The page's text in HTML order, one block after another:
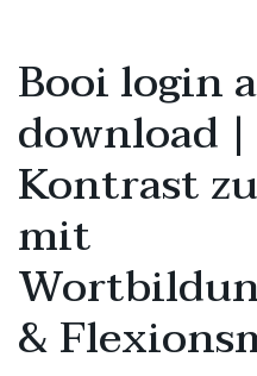
Booi login
download
Kontrast
mit
&